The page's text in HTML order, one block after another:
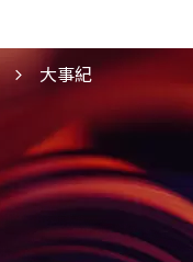
大事紀